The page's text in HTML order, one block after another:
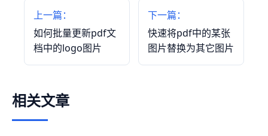
上一篇：
如何批量更新pdf文
档中的logo图片
下一篇：
快速将pdf中的某张
图片替换为其它图片
相关文章